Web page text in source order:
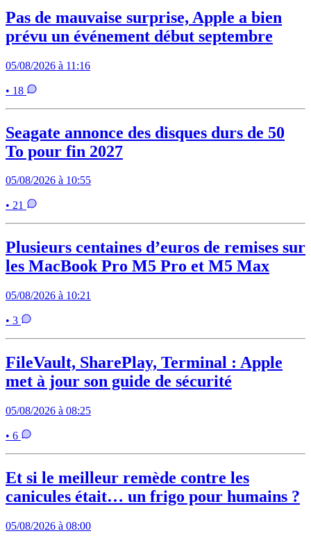
Pas de mauvaise surprise, Apple a bien
prévu un événement début septembre
05/08/2026 à 11:16
• 18
Seagate annonce des disques durs de 50
To pour fin 2027
05/08/2026 à 10:55
• 21
Plusieurs centaines d’euros de remises sur
les MacBook Pro M5 Pro et M5 Max
05/08/2026 à 10:21
• 3
FileVault, SharePlay, Terminal : Apple
met à jour son guide de sécurité
05/08/2026 à 08:25
• 6
Et si le meilleur remède contre les
canicules était… un frigo pour humains ?
05/08/2026 à 08:00